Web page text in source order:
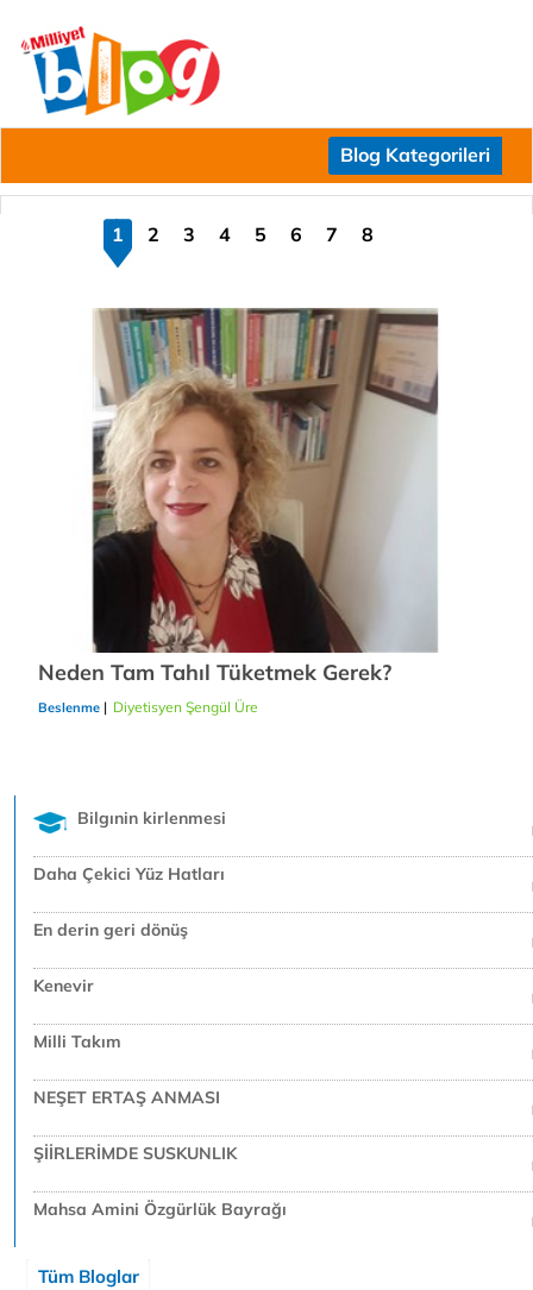
Blog Kategorileri
1 2 3 4 5 6 7 8
Neden Tam Tahıl Tüketmek Gerek?
Beslenme | Diyetisyen Şengül Üre
Bilgınin kirlenmesi
Daha Çekici Yüz Hatları
En derin geri dönüş
Kenevir
Milli Takım
NEŞET ERTAŞ ANMASI
ŞİİRLERİMDE SUSKUNLIK
Mahsa Amini Özgürlük Bayrağı
Tüm Bloglar